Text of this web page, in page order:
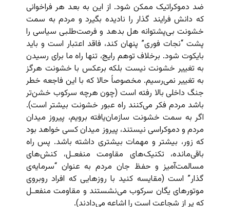
ضد دموکراتیک ممکن شود. از این به بعد هر فراخوانی
که دانش فرایند گذار را نادیده بگیرد و مردم به سمت
خشونت بی‌پشتوانه هل بدهد و فرصت‌طلبی سیاسی را
پشت “نجات فوری” پنهان کند، فاقد اعتبار است و باید
بایکوت شود. برخلاف توهم رایج، تنها راه ما برای رسیدن
به تغییر خشونت نیست بلکه برعکس با خشونت هرگز
به تغییر نمی‌رسیم. مخصوصاً حالا که با این فاجعه خطر
جنگ داخلی بالا رفته است (چون هرچه سرکوب خشن‌تر
باشد مردم فکر می‌کنند راه عبور خشونت بیشتر است).
اگر به سمت خشونت سازمان‌یافته برویم، پیروز میدان
مردم و دموکراسی نیستند، پیروز میدان کسی خواهد بود
که زور، بیشتر و مهمات بیشتری داشته باشد. پس راه
باقی‌مانده، تکنیک‌های مقاومت منفعـل، کنش‌های
مسالمت‌آمیز و حفظ جان مردم به عنوان “سرمایه‌ی
گذار” است (مقایسه کنید با روزهایی که افراد روبروی
موتورهای یگان سرکوب می‌نشستند و مقاومت منفعـل
که پر از شجاعت است را اشاعه می‌دادند).